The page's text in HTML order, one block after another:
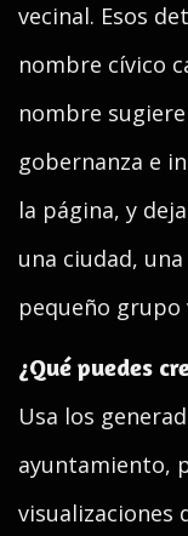
vecinal. Esos
nombre cívico
nombre
gobernanza e
la página, y
una ciudad,
pequeño
¿Qué puedes
Usa los
ayuntamiento,
visualizaciones